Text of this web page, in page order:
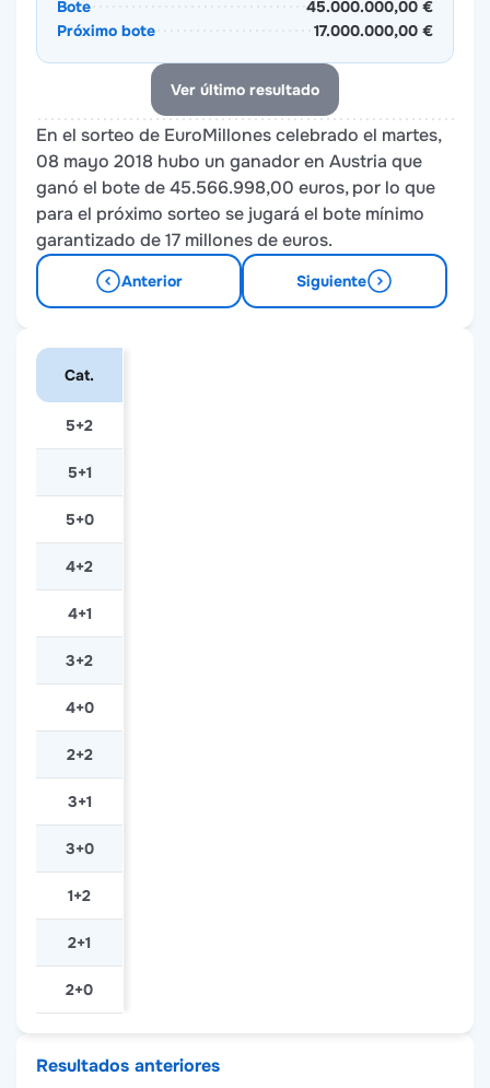
Bote
45.000.000,00 €
Próximo bote
17.000.000,00 €
Ver último resultado
En el sorteo de EuroMillones celebrado el martes,
08 mayo 2018 hubo un ganador en Austria que
ganó el bote de 45.566.998,00 euros, por lo que
para el próximo sorteo se jugará el bote mínimo
garantizado de 17 millones de euros.
Anterior Siguiente
Resultados anteriores
Cat.
5+2
5+1
5+0
4+2
4+1
3+2
4+0
2+2
3+1
3+0
1+2
2+1
2+0